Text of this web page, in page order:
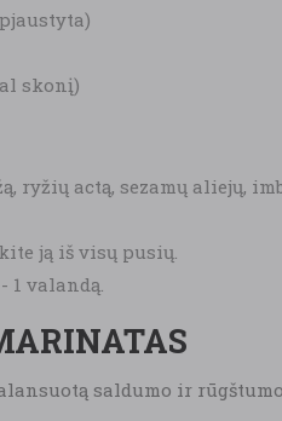
skonį)
ryžių actą, sezamų aliejų,
ją iš visų pusių.
1 valandą.
saldumo ir